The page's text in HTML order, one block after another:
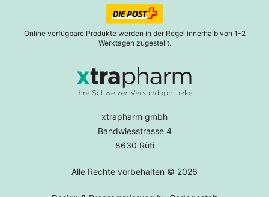
xtrapharm gmbh
Bandwiesstrasse 4
8630 Rüti
Alle Rechte vorbehalten © 2026
Online verfügbare Produkte werden in der Regel innerhalb von 1-2
Werktagen zugestellt.